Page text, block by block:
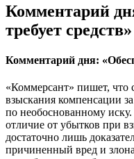
Комментарий
требует средств»
Комментарий дня:
«Коммерсант» пишет, что
взыскания компенсации
по необоснованному
отличие от убытков при
достаточно лишь
причиненный вред и